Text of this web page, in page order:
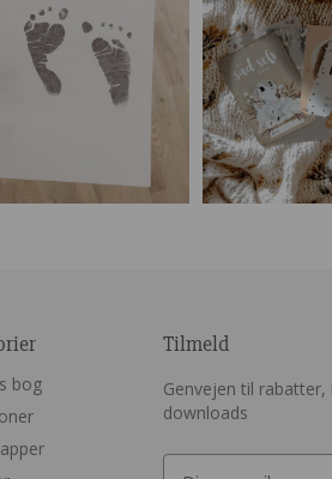
bog
Tilmeld
Genvejen til
downloads